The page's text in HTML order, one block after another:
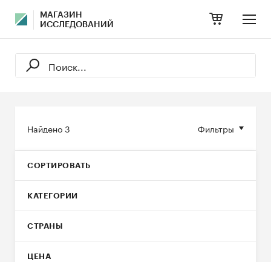
МАГАЗИН
ИССЛЕДОВАНИЙ
Фильтры
Найдено3
СОРТИРОВАТЬ
КАТЕГОРИИ
СТРАНЫ
ЦЕНА